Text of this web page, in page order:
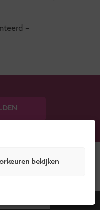
bekijken
–